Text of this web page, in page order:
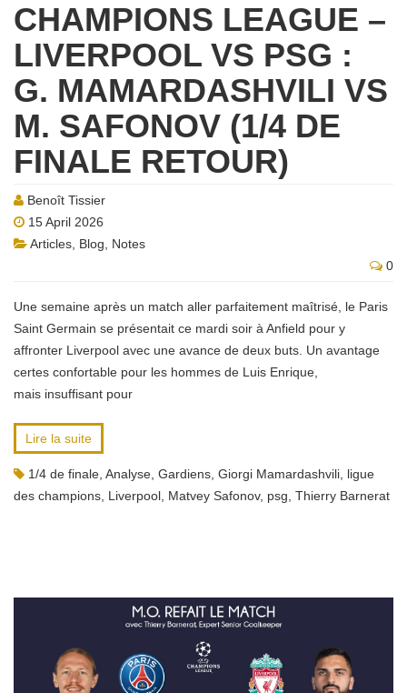
CHAMPIONS LEAGUE –
LIVERPOOL VS PSG :
G. MAMARDASHVILI VS
M. SAFONOV (1/4 DE
FINALE RETOUR)
Benoît Tissier
15 April 2026
Articles Blog
Notes
0
Une semaine après un match aller parfaitement maîtrisé, le Paris
Saint Germain se présentait ce mardi soir à Anfield pour y
affronter Liverpool avec une avance de deux buts. Un avantage
certes confortable pour les hommes de Luis Enrique,
mais insuffisant pour
Lire la suite
1/4 de finale Analyse Gardiens Giorgi Mamardashvili ligue
des champions Liverpool Matvey Safonov, psg Thierry Barnerat